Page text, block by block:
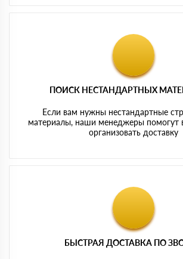
ПОИСК НЕСТАНДАРТНЫХ
Если вам нужны нестандартные
материалы, наши менеджеры помогут
организовать доставку
БЫСТРАЯ ДОСТАВКА ПО